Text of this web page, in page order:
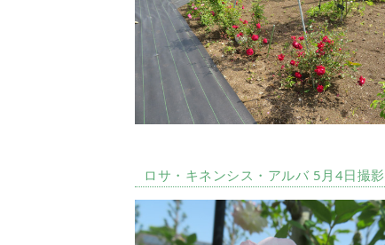
ロサ・キネンシス・アルバ 5月4日撮影